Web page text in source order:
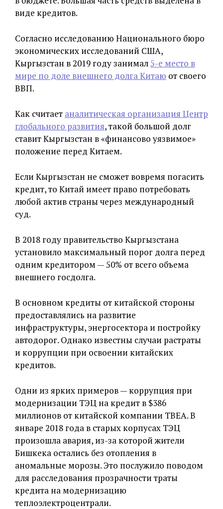
виде кредитов.
Согласно исследованию Национального бюро
экономических исследований США,
Кыргызстан в 2019 году занимал5-е место в
мире по доле внешнего долга Китаю от своего
ВВП.
Как считает аналитическая организация Центр
глобального развития, такой большой долг
ставит Кыргызстан в «финансово уязвимое»
положение перед Китаем.
Если Кыргызстан не сможет вовремя погасить
кредит, то Китай имеет право потребовать
любой актив страны через международный
суд.
В 2018 году правительство Кыргызстана
установило максимальный порог долга перед
одним кредитором — 50% от всего объема
внешнего госдолга.
В основном кредиты от китайской стороны
предоставлялись на развитие
инфраструктуры, энергосектора и постройку
автодорог. Однако известны случаи растраты
и коррупции при освоении китайских
кредитов.
Одни из ярких примеров — коррупция при
модернизации ТЭЦ на кредит в $386
миллионов от китайской компании TBEA. В
январе 2018 года в старых корпусах ТЭЦ
произошла авария, из-за которой жители
Бишкека остались без отопления в
аномальные морозы. Это послужило поводом
для расследования прозрачности траты
кредита на модернизацию
теплоэлектроцентрали.